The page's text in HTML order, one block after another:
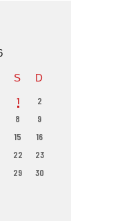
S D
1
2
8
9
15
16
22
23
29
30